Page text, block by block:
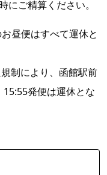
にご精算ください。
昼便はすべて運休と
制により、函館駅前
発便は運休とな